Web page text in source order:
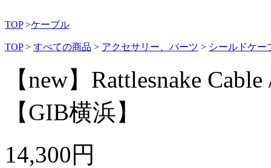
TOP >ケーブル
TOP > すべての商品 > アクセサリー、パーツ > シールドケー
【new】Rattlesnake
【GIB横浜】
14,300円